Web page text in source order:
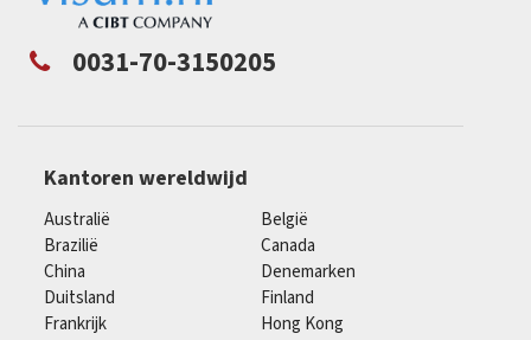
0031-70-3150205
Kantoren wereldwijd
Australië
België
Brazilië
Canada
China
Denemarken
Duitsland
Finland
Frankrijk
Hong Kong